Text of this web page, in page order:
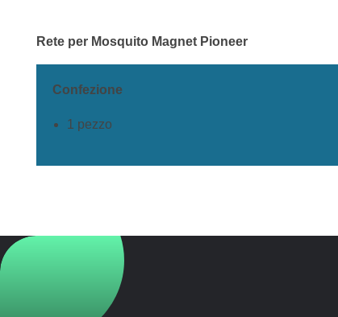
Rete per Mosquito Magnet Pioneer
Confezione
1 pezzo